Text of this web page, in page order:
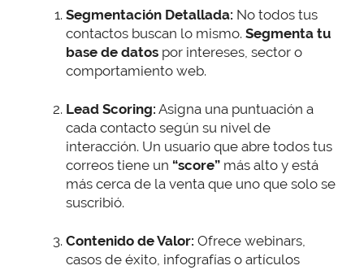
Segmentación Detallada: No todos tus
contactos buscan lo mismo. Segmenta tu
base de datos por intereses, sector o
comportamiento web.
Lead Scoring: Asigna una puntuación a
cada contacto según su nivel de
interacción. Un usuario que abre todos tus
correos tiene un “score” más alto y está
más cerca de la venta que uno que solo se
suscribió.
Contenido de Valor: Ofrece webinars,
casos de éxito, infografías o artículos